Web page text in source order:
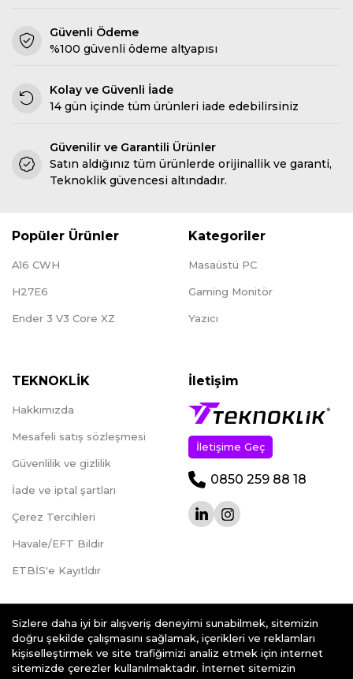
Güvenli Ödeme
%100 güvenli ödeme altyapısı
Kolay ve Güvenli İade
14 gün içinde tüm ürünleri iade edebilirsiniz
Güvenilir ve Garantili Ürünler
Satın aldığınız tüm ürünlerde orijinallik ve garanti,
Teknoklik güvencesi altındadır.
Popüler Ürünler
A16 CWH
H27E6
Ender 3 V3 Core XZ
Kategoriler
Masaüstü PC
Gaming Monitör
Yazıcı
TEKNOKLİK
Hakkımızda
Mesafeli satış sözleşmesi
Güvenlilik ve gizlilik
İade ve iptal şartları
Çerez Tercihleri
Havale/EFT Bildir
ETBİS'e Kayıtldır
İletişim
İletişime Geç
0850 259 88 18
teknoklik.com © 2026 - Her Hakkı Saklıdır.
Sizlere daha iyi bir alışveriş deneyimi sunabilmek, sitemizin
doğru şekilde çalışmasını sağlamak, içerikleri ve reklamları
kişiselleştirmek ve site trafiğimizi analiz etmek için internet
sitemizde çerezler kullanılmaktadır. İnternet sitemizin